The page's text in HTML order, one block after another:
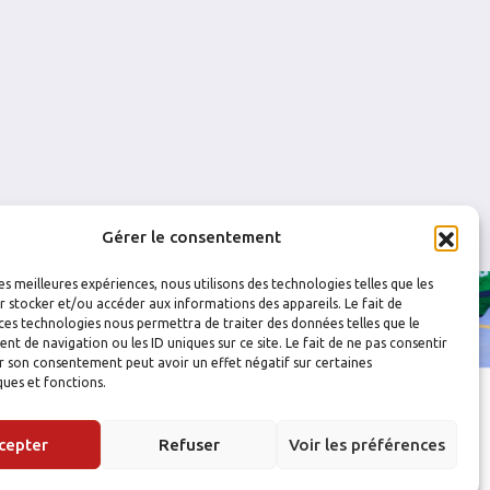
Gérer le consentement
meilleures expériences, nous utilisons des technologies telles que les
stocker et/ou accéder aux informations des appareils. Le fait de
technologies nous permettra de traiter des données telles que le
de navigation ou les ID uniques sur ce site. Le fait de ne pas consentir
son consentement peut avoir un effet négatif sur certaines
et fonctions.
Refuser Voir les préférences